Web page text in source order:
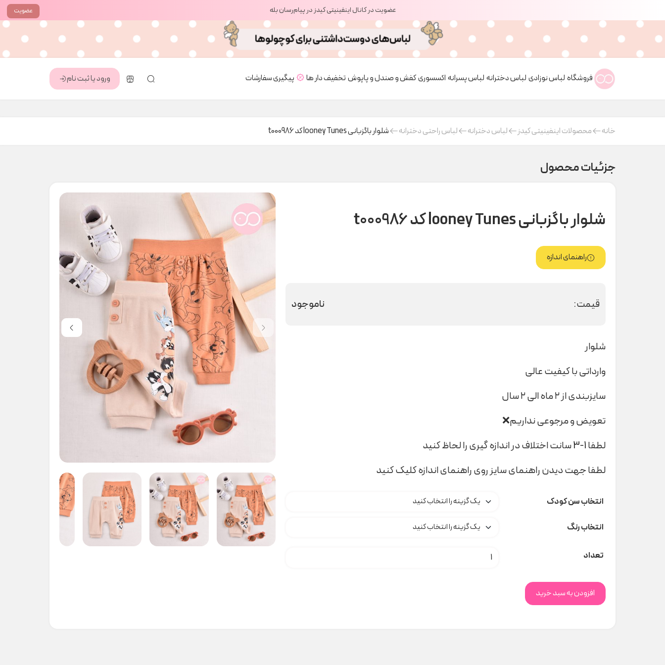
عضویت عضویت در کانال اینفینیتی کیدز در پیام‌رسان بله
فروشگاه لباس نوزادی لباس دخترانه لباس پسرانه اکسسوریکفش و صندل و پاپوش تخفیف دار ها پیگیری سفارشات ورود یا ثبت نام
خانه محصولات اینفینیتی کیدز لباس دخترانه لباس راحتی دخترانه شلوار باگزبانی looney Tunes کد t000986
جزئیات محصول
شلوار باگزبانی looney Tunes کد t000986
راهنمای اندازه
قیمت: ناموجود
شلوار
وارداتی با کیفیت عالی
سایزبندی از ۲ ماه الی ۲ سال
تعویض و مرجوعی نداریم❌
لطفا 1-3 سانت اختلاف در اندازه گیری را لحاظ کنید
لطفا جهت دیدن راهنمای سایز روی راهنمای اندازه کلیک کنید
انتخاب سن کودک
انتخاب رنگ
تعداد شلوار باگزبانی looney Tunes کد t000986 عدد
افزودن به سبد خرید